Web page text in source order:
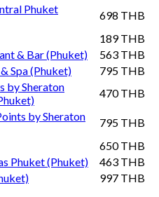
Phuket
698 THB
189 THB
& Bar (Phuket)
563 THB
Spa (Phuket)
795 THB
by Sheraton
470 THB
by Sheraton
795 THB
650 THB
Phuket (Phuket)
463 THB
997 THB